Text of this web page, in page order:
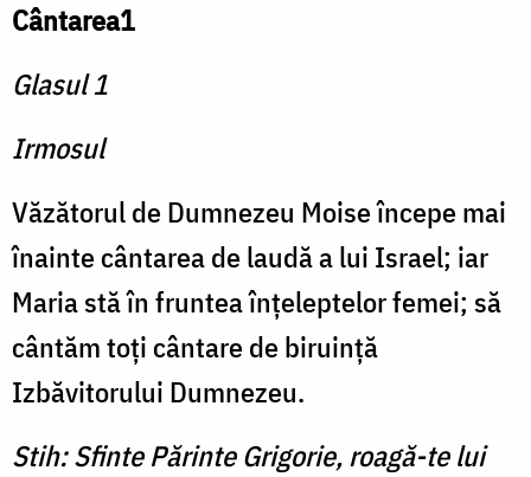
Cântarea1
Glasul 1
Irmosul
Văzătorul de Dumnezeu Moise începe mai
înainte cântarea de laudă a lui Israel; iar
Maria stă în fruntea înţeleptelor femei; să
cântăm toţi cântare de biruinţă
Izbăvitorului Dumnezeu.
Stih: Sfinte Părinte Grigorie, roagă-te lui